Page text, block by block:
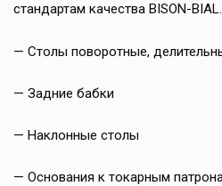
стандартам качества BISON-BIAL.
— Столы поворотные,
— Задние бабки
— Наклонные столы
— Основания к токарным